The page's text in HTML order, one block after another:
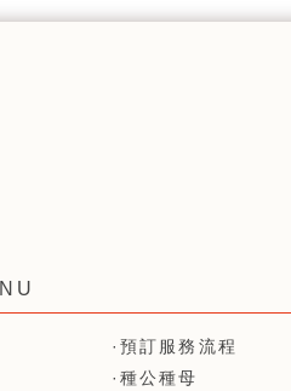
預訂服務流程
種公種母